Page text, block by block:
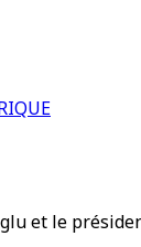
et le